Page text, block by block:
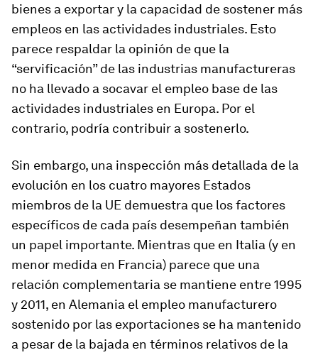
bienes a exportar y la capacidad de sostener más
empleos en las actividades industriales. Esto
parece respaldar la opinión de que la
“servificación” de las industrias manufactureras
no ha llevado a socavar el empleo base de las
actividades industriales en Europa. Por el
contrario, podría contribuir a sostenerlo.
Sin embargo, una inspección más detallada de la
evolución en los cuatro mayores Estados
miembros de la UE demuestra que los factores
específicos de cada país desempeñan también
un papel importante. Mientras que en Italia (y en
menor medida en Francia) parece que una
relación complementaria se mantiene entre 1995
y 2011, en Alemania el empleo manufacturero
sostenido por las exportaciones se ha mantenido
a pesar de la bajada en términos relativos de la